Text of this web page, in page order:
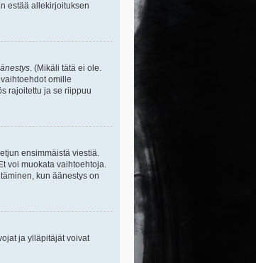
estää allekirjoituksen
. (Mikäli tätä ei ole.
omille
rajoitettu ja se riippuu
ensimmäistä viestiä.
voi muokata vaihtoehtoja.
kun äänestys on
ja ylläpitäjät voivat